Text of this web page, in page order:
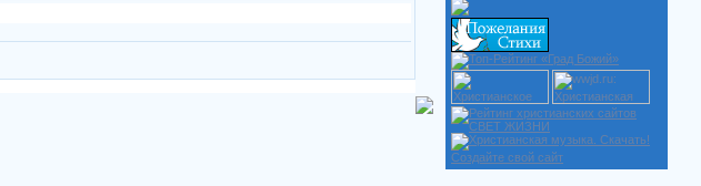
Создайте свой сайт